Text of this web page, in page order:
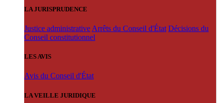
LA JURISPRUDENCE
Justice administrative Arrêts du Conseil d'État Décisions du
Conseil constitutionnel
LES AVIS
Avis du Conseil d'État
LA VEILLE JURIDIQUE